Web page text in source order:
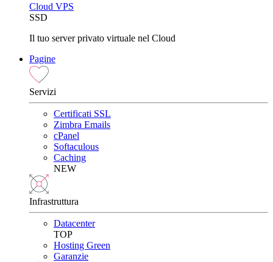
Cloud VPS
SSD
Il tuo server privato virtuale nel Cloud
Pagine
Servizi
Certificati SSL
Zimbra Emails
cPanel
Softaculous
Caching
NEW
Infrastruttura
Datacenter
TOP
Hosting Green
Garanzie